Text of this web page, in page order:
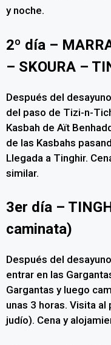
y noche.
2º día –
– SKOURA –
Después del
del paso de Tizi-n-
Kasbah de Aït
de las Kasbahs
Llegada a Tinghir.
similar.
3er día –
caminata)
Después del
entrar en las
Gargantas y luego
unas 3 horas. Visita
judío). Cena y